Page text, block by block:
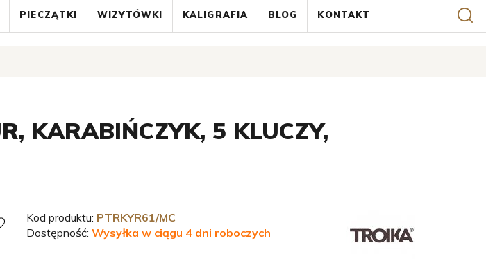
PIECZĄTKI WIZYTÓWKI KALIGRAFIA BLOG KONTAKT
KARABIŃCZYK, 5 KLUCZY,
Kod produktu: PTRKYR61/MC
Dostępność: Wysyłka w ciągu 4 dni roboczych